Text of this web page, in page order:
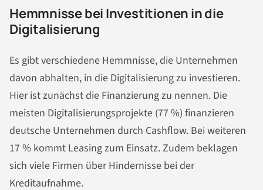
Hemmnisse bei Investitionen in die
Digitalisierung
Es gibt verschiedene Hemmnisse, die Unternehmen
davon abhalten, in die Digitalisierung zu investieren.
Hier ist zunächst die Finanzierung zu nennen. Die
meisten Digitalisierungsprojekte (77 %) finanzieren
deutsche Unternehmen durch Cashflow. Bei weiteren
17 % kommt Leasing zum Einsatz. Zudem beklagen
sich viele Firmen über Hindernisse bei der
Kreditaufnahme.